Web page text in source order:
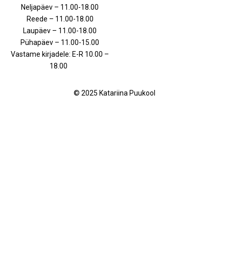
Neljapäev – 11.00-18.00
Reede – 11.00-18.00
Laupäev – 11.00-18.00
Pühapäev – 11.00-15.00
Vastame kirjadele: E-R 10.00 –
18.00
© 2025 Katariina Puukool